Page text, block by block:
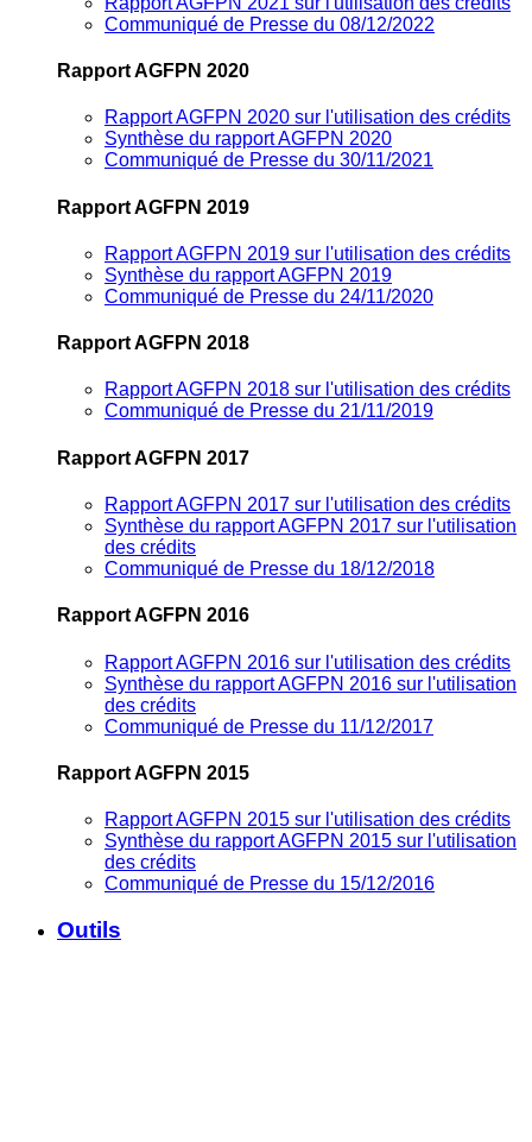
Communiqué de Presse du 08/12/2022
Rapport AGFPN 2020
Rapport AGFPN 2020 sur l'utilisation des crédits
Synthèse du rapport AGFPN 2020
Communiqué de Presse du 30/11/2021
Rapport AGFPN 2019
Rapport AGFPN 2019 sur l'utilisation des crédits
Synthèse du rapport AGFPN 2019
Communiqué de Presse du 24/11/2020
Rapport AGFPN 2018
Rapport AGFPN 2018 sur l'utilisation des crédits
Communiqué de Presse du 21/11/2019
Rapport AGFPN 2017
Rapport AGFPN 2017 sur l'utilisation des crédits
Synthèse du rapport AGFPN 2017 sur l'utilisation
des crédits
Communiqué de Presse du 18/12/2018
Rapport AGFPN 2016
Rapport AGFPN 2016 sur l'utilisation des crédits
Synthèse du rapport AGFPN 2016 sur l'utilisation
des crédits
Communiqué de Presse du 11/12/2017
Rapport AGFPN 2015
Rapport AGFPN 2015 sur l'utilisation des crédits
Synthèse du rapport AGFPN 2015 sur l'utilisation
des crédits
Communiqué de Presse du 15/12/2016
Outils